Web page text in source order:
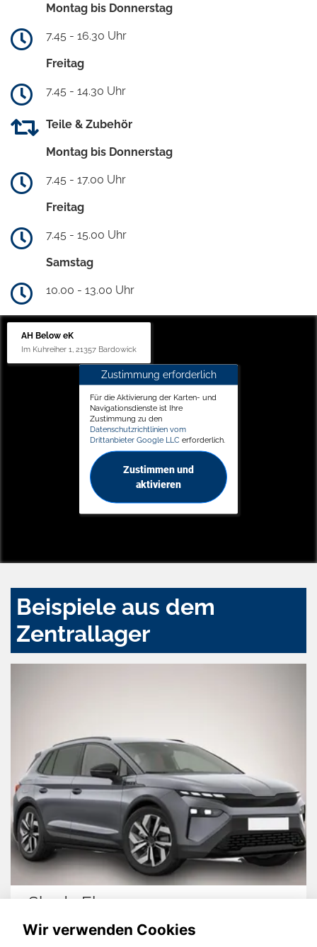
Montag bis Donnerstag
7.45 - 16.30 Uhr
Freitag
7.45 - 14.30 Uhr
Teile & Zubehör
Montag bis Donnerstag
7.45 - 17.00 Uhr
Freitag
7.45 - 15.00 Uhr
Samstag
10.00 - 13.00 Uhr
AH Below eK
Im Kuhreiher 1, 21357 Bardowick
Zustimmung erforderlich
Für die Aktivierung der Karten- und
Navigationsdienste ist Ihre
Zustimmung zu den
Datenschutzrichtlinien vom
Drittanbieter Google LLC erforderlich.
Zustimmen und
aktivieren
Beispiele aus dem
Zentrallager
Elroq
Wir verwenden Cookies